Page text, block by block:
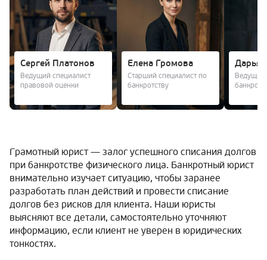
Сергей Платонов
Ведущий специалист
правовой оценки
Елена Громова
Старший специалист по
банкротству
Дарья
Ведущий
Грамотный юрист — залог успешного списания долгов
при банкротстве физического лица. Банкротный юрист
внимательно изучает ситуацию, чтобы заранее
разработать план действий и провести списание
долгов без рисков для клиента. Наши юристы
выясняют все детали, самостоятельно уточняют
информацию, если клиент не уверен в юридических
тонкостях.